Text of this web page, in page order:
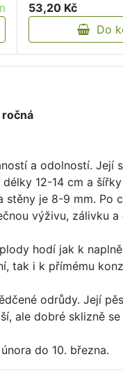
53,20 Kč
Do
ročná
a odolností. Její
12-14 cm a
stěny je 8-9 mm.
výživu, zálivku
hodí jak k
tak i k přímému
odrůdy. Její
ale dobré sklizně
do 10. března.